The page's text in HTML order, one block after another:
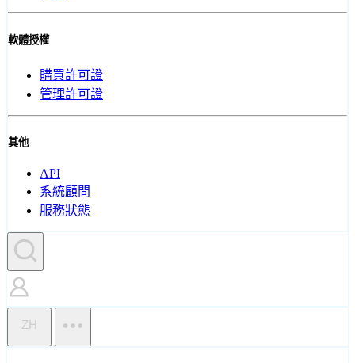
軟體授權
購買許可證
管理許可證
其他
API
系統顧問
服務狀態
ZH